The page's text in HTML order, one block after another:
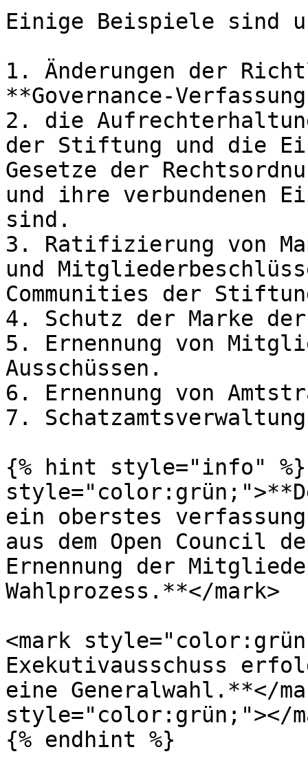
Einige Beispiele sind
1. Änderungen der
**Governance-
2. die
der Stiftung und die
Gesetze der
und ihre verbundenen
sind.
3. Ratifizierung von
und
Communities der
4. Schutz der Marke
5. Ernennung von
Ausschüssen.
6. Ernennung von
7. Schatzamtsverwaltung
{% hint style="info" %}
ein oberstes
aus dem Open
Ernennung der
Wahlprozess.**</mark>
<mark
Exekutivausschuss
eine Generalwahl.**</
style="color:grün;"></
{% endhint %}